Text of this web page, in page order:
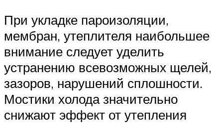
При укладке пароизоляции,
мембран, утеплителя наибольшее
внимание следует уделить
устранению всевозможных щелей,
зазоров, нарушений сплошности.
Мостики холода значительно
снижают эффект от утепления